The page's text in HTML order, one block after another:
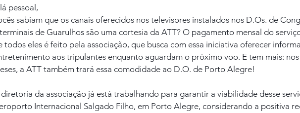
pessoal,
sabiam que os canais oferecidos nos televisores instalados nos D.Os. de
de Guarulhos são uma cortesia da ATT? O pagamento mensal do
todos eles é feito pela associação, que busca com essa iniciativa oferecer
aos tripulantes enquanto aguardam o próximo voo. E tem mais:
a ATT também trará essa comodidade ao D.O. de Porto Alegre!
da associação já está trabalhando para garantir a viabilidade desse
Internacional Salgado Filho, em Porto Alegre, considerando a positiva